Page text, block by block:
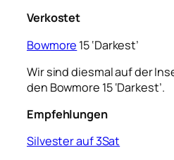
Verkostet
Bowmore 15 ‘Darkest’
Wir sind diesmal auf der
den Bowmore 15 ‘Darkest’.
Empfehlungen
Silvester auf 3Sat